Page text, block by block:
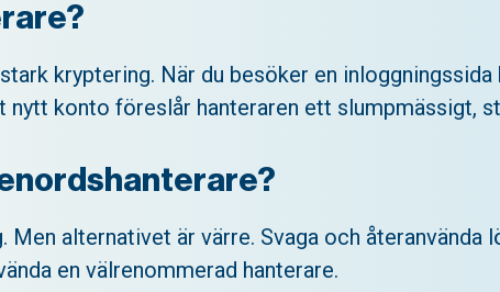
kryptering. När du besöker en
konto föreslår hanteraren ett slumpmässigt,
alternativet är värre. Svaga och
en välrenommerad hanterare.